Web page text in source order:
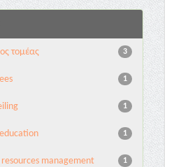
3
τομέας
1
1
1
1
management